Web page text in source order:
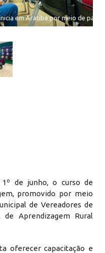
em Aratiba por meio de
de junho, o curso de
promovido por meio
de Vereadores de
Aprendizagem Rural
oferecer capacitação e